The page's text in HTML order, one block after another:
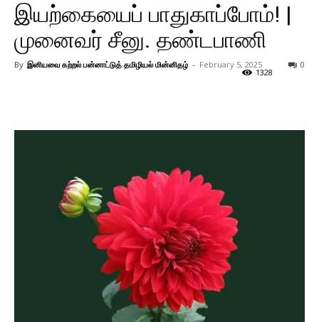
இயற்கையைப் பாதுகாப்போம்! |
முனைவர் சீனு. தண்டபாணி
By இனியவை கற்றல் பன்னாட்டுத் தமிழியல் மின்னிதழ் - February 5, 2025 0
1328